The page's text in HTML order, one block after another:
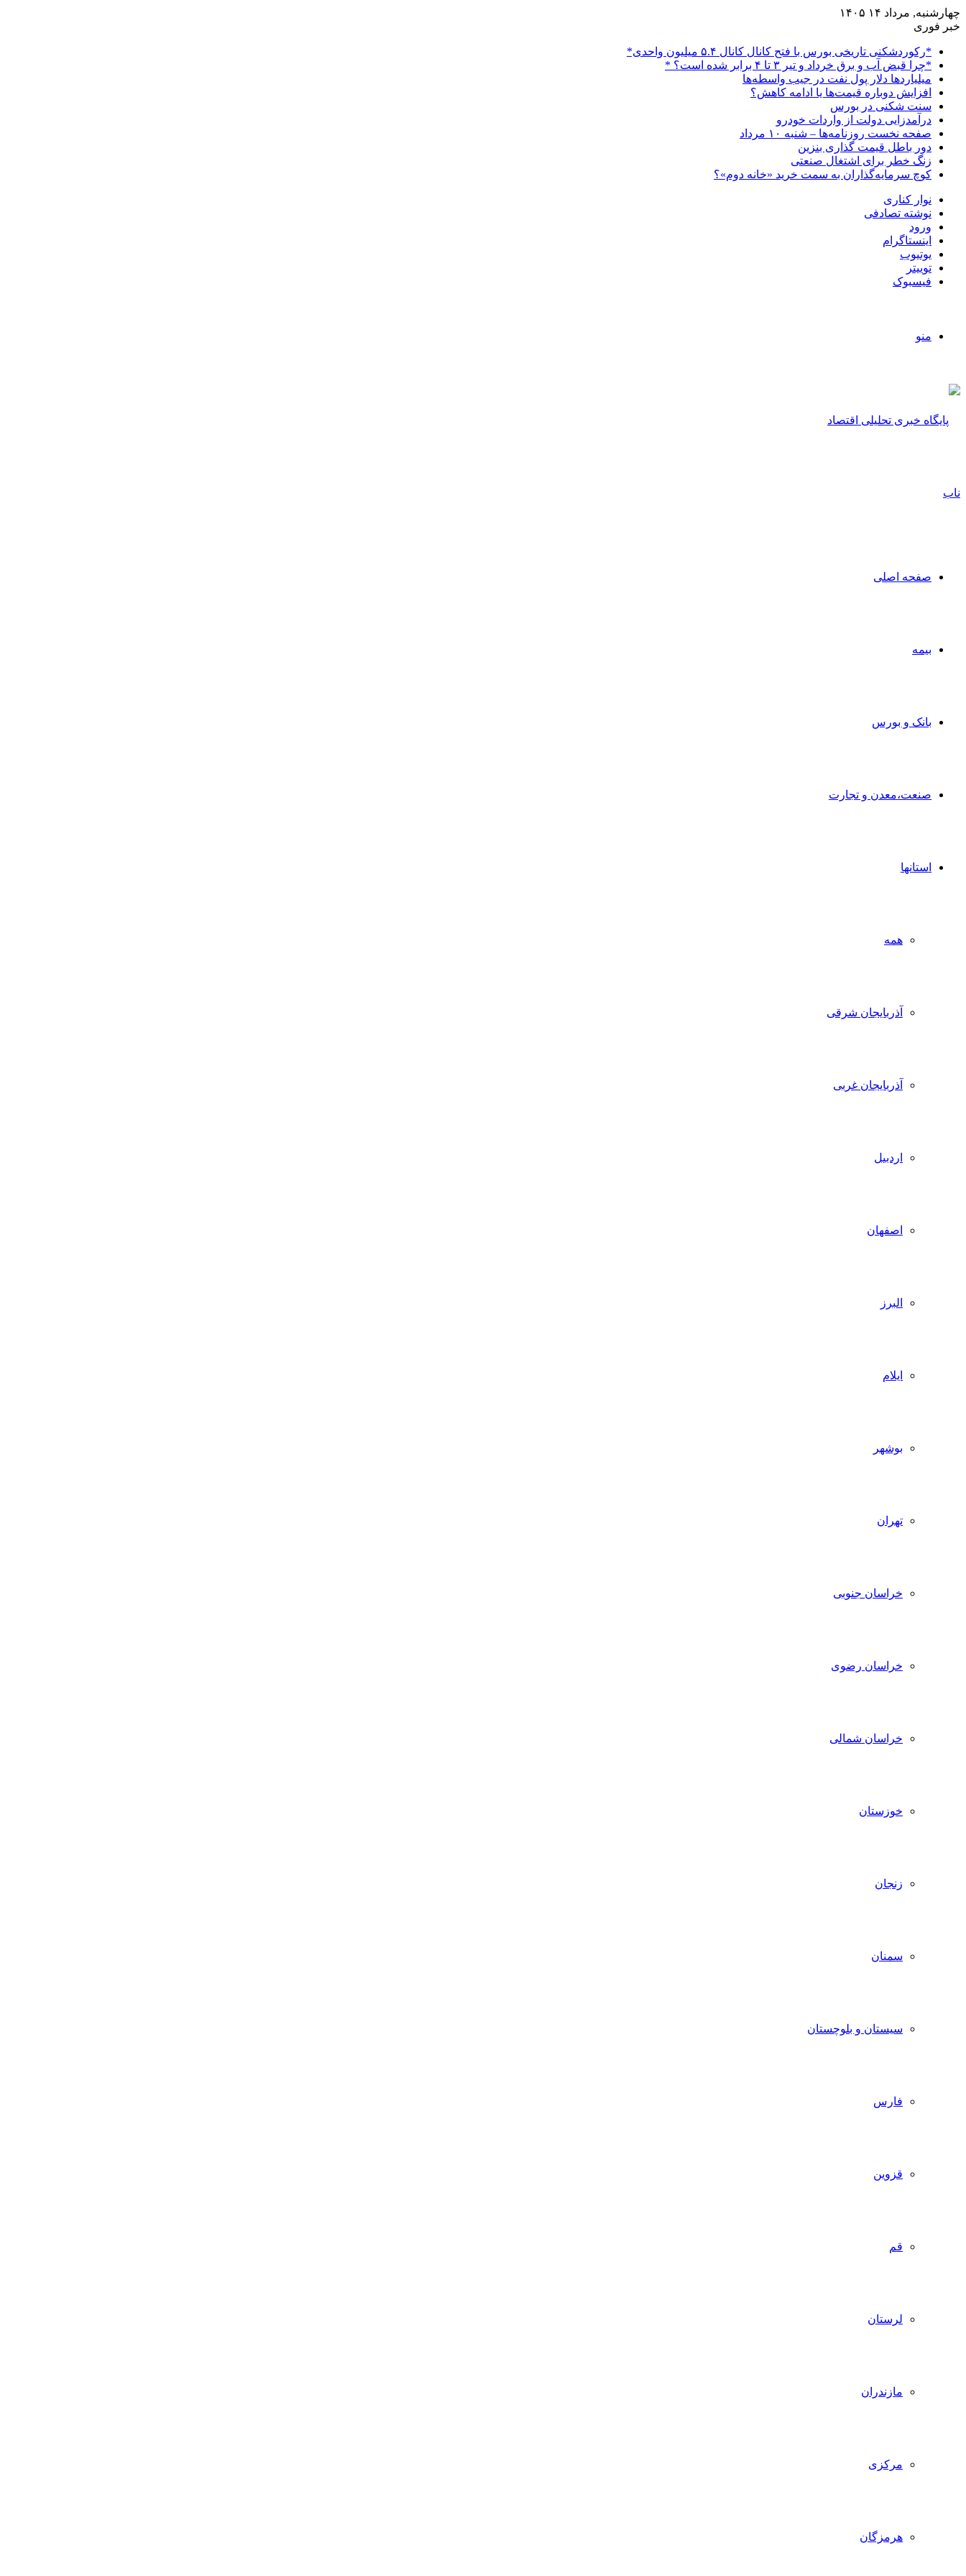
چهارشنبه, مرداد ۱۴ ۱۴۰۵
خبر فوری
*رکوردشکنی تاریخی بورس با فتح کانال کانال ۵.۴ میلیون واحدی*
*چرا قبض آب و برق خرداد و تیر ۳ تا ۴ برابر شده است؟ *
میلیاردها دلار پول نفت در جیب واسطه‌ها
افزایش دوباره قیمت‌ها یا ادامه کاهش؟
سنت شکنی در بورس
درآمدزایی دولت از واردات خودرو
صفحه نخست روزنامه‌ها – شنبه ۱۰ مرداد
دور باطل قیمت گذاری بنزین
زنگ خطر برای اشتغال صنعتی
کوچ سرمایه‌گذاران به سمت خرید «خانه دوم»؟
نوار کناری
نوشته تصادفی
ورود
اینستاگرام
یوتیوب
توییتر
فیسبوک
منو
صفحه اصلی
بیمه
بانک و بورس
صنعت،معدن و تجارت
استانها
همه
آذربایجان شرقی
آذربایجان غربی
اردبیل
اصفهان
البرز
ایلام
بوشهر
تهران
خراسان جنوبی
خراسان رضوی
خراسان شمالی
خوزستان
زنجان
سمنان
سیستان و بلوچستان
فارس
قزوین
قم
لرستان
مازندران
مرکزی
هرمزگان